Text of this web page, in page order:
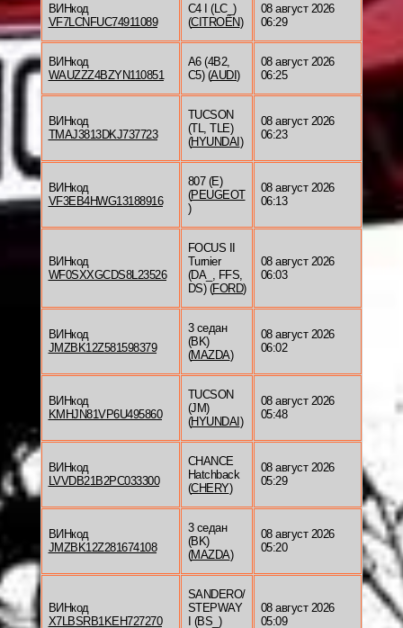
ВИНкод
VF7LCNFUC74911089
C4 I (LC_)
(CITROËN)
08 август 2026
06:29
ВИНкод
WAUZZZ4BZYN110851
A6 (4B2,
C5) (AUDI)
08 август 2026
06:25
ВИНкод
TMAJ3813DKJ737723
TUCSON
(TL, TLE)
(HYUNDAI)
08 август 2026
06:23
ВИНкод
VF3EB4HWG13188916
807 (E)
(PEUGEOT
)
08 август 2026
06:13
ВИНкод
WF0SXXGCDS8L23526
FOCUS II
Turnier
(DA_, FFS,
DS) (FORD)
08 август 2026
06:03
ВИНкод
JMZBK12Z581598379
3 седан
(BK)
(MAZDA)
08 август 2026
06:02
ВИНкод
KMHJN81VP6U495860
TUCSON
(JM)
(HYUNDAI)
08 август 2026
05:48
ВИНкод
LVVDB21B2PC033300
CHANCE
Hatchback
(CHERY)
08 август 2026
05:29
ВИНкод
JMZBK12Z281674108
3 седан
(BK)
(MAZDA)
08 август 2026
05:20
ВИНкод
X7LBSRB1KEH727270
SANDERO/
STEPWAY
I (BS_)
08 август 2026
05:09